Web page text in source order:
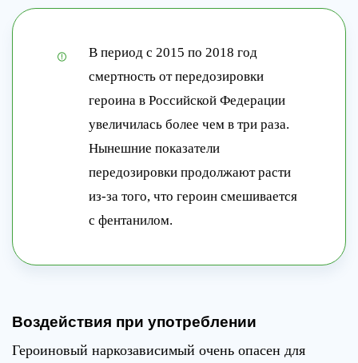
В период с 2015 по 2018 год
смертность от передозировки
героина в Российской Федерации
увеличилась более чем в три раза.
Нынешние показатели
передозировки продолжают расти
из-за того, что героин смешивается
с фентанилом.
Воздействия при употреблении
Героиновый наркозависимый очень опасен для